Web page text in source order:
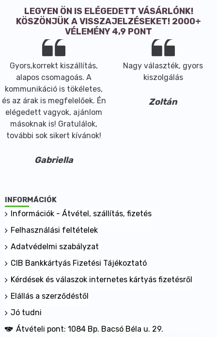
LEGYEN ÖN IS ELÉGEDETT VÁSÁRLÓNK!
KÖSZÖNJÜK A VISSZAJELZÉSEKET! 2000+
VÉLEMÉNY 4,9 PONT
Gyors,korrekt kiszállítás,
alapos csomagoás. A
kommunikáció is tökéletes,
és az árak is megfelelőek. Én
elégedett vagyok, ajánlom
másoknak is! Gratulálok,
további sok sikert kívánok!
Gabriella
Nagy választék, gyors
kiszolgálás
Zoltán
INFORMÁCIÓK
Információk - Átvétel, szállítás, fizetés
Felhasználási feltételek
Adatvédelmi szabályzat
CIB Bankkártyás Fizetési Tájékoztató
Kérdések és válaszok internetes kártyás fizetésről
Elállás a szerződéstől
Jó tudni
Átvételi pont: 1084 Bp. Bacsó Béla u. 29.